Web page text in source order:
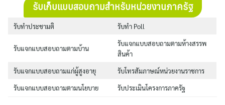
รับเก็บแบบสอบถามสำหรับหน่วยงานภาครัฐ
รับทำประชามติ รับทำ Poll
รับแจกแบบสอบถามตามบ้าน
รับแจกแบบสอบถามตามห้างสรรพ
สินค้า
รับแจกแบบสอบถามแก่ผู้สูงอายุ
รับโทรสัมภาษณ์หน่วยงานราชการ
รับแจกแบบสอบถามตามนโยบาย
รับประเมินโครงการภาครัฐ